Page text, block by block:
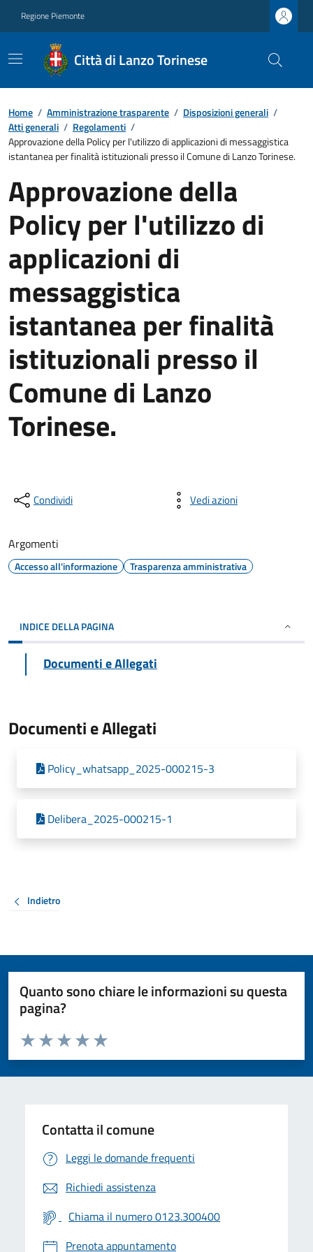
Regione Piemonte
Città di Lanzo Torinese
Home / Amministrazione trasparente / Disposizioni generali /
Atti generali / Regolamenti /
Approvazione della Policy per l'utilizzo di applicazioni di messaggistica
istantanea per finalità istituzionali presso il Comune di Lanzo Torinese.
Approvazione della
Policy per l'utilizzo di
applicazioni di
messaggistica
istantanea per finalità
istituzionali presso il
Comune di Lanzo
Torinese.
Condividi Vedi azioni
Argomenti
Accesso all'informazione Trasparenza amministrativa
INDICE DELLA PAGINA
Documenti e Allegati
Documenti e Allegati
Policy_whatsapp_2025-000215-3
Delibera_2025-000215-1
Indietro
Quanto sono chiare le informazioni su questa
pagina?
Valuta da 1 a 5 stelle la pagina
Valuta 5 stelle su 5
Valuta 4 stelle su 5
Valuta 3 stelle su 5
Valuta 2 stelle su 5
Valuta 1 stelle su 5
Contatta il comune
Leggi le domande frequenti
Richiedi assistenza
Chiama il numero 0123.300400
Prenota appuntamento